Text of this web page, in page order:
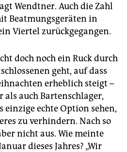
Wendtner. Auch die Zahl
Beatmungsgeräten in
Viertel zurückgegangen.
doch noch ein Ruck durch
geht, auf dass
erheblich steigt –
als auch Bartenschlager,
einzige echte Option sehen,
zu verhindern. Nach so
nicht aus. Wie meinte
dieses Jahres? „Wir